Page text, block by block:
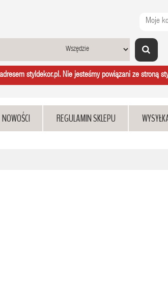
Moje
styldekor.pl. Nie jesteśmy powiązani ze stroną
NOWOŚCI REGULAMIN SKLEPU